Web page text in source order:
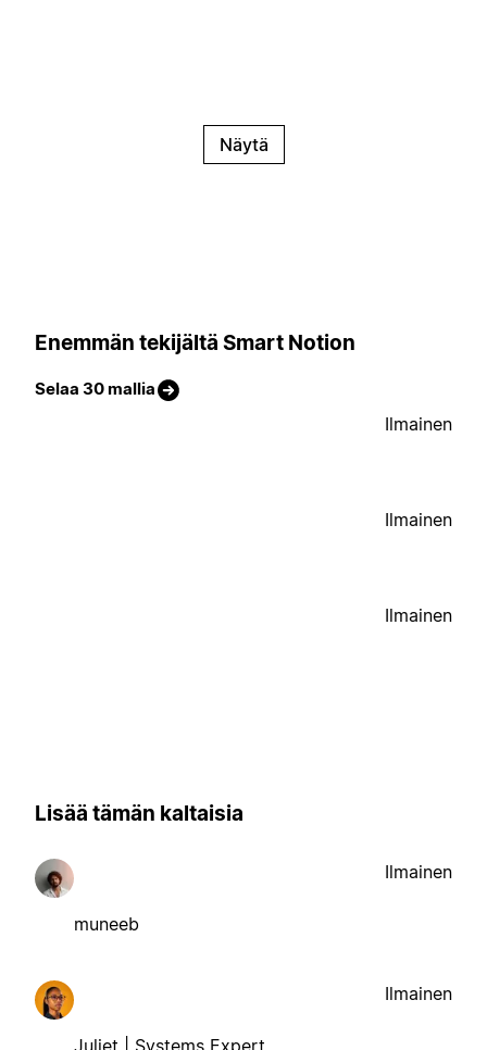
Näytä
Enemmän tekijältä Smart Notion
Selaa 30 mallia
Ilmainen
Ilmainen
Ilmainen
Lisää tämän kaltaisia
muneeb
Ilmainen
Juliet | Systems Expert
Ilmainen